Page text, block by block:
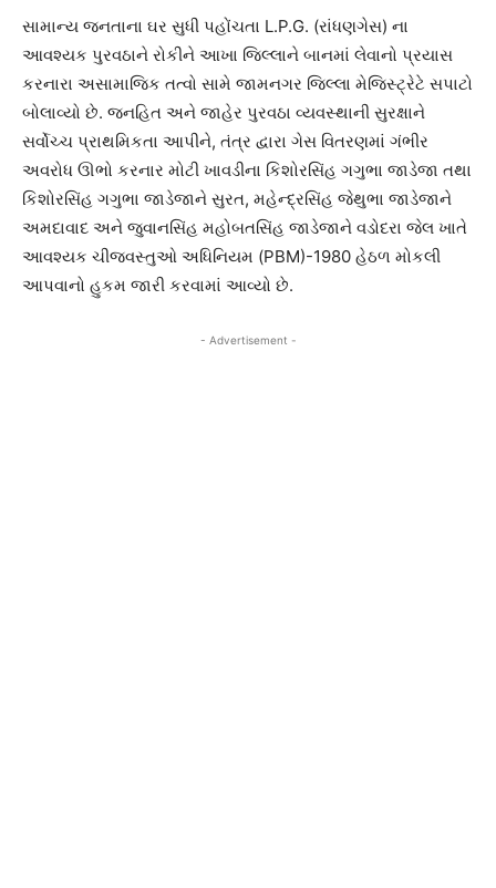
સામાન્ય જનતાના ઘર સુધી પહોંચતા L.P.G. (રાંધણગેસ) ના
આવશ્યક પુરવઠાને રોકીને આખા જિલ્લાને બાનમાં લેવાનો પ્રયાસ
કરનારા અસામાજિક તત્વો સામે જામનગર જિલ્લા મેજિસ્ટ્રેટે સપાટો
બોલાવ્યો છે. જનહિત અને જાહેર પુરવઠા વ્યવસ્થાની સુરક્ષાને
સર્વોચ્ચ પ્રાથમિકતા આપીને, તંત્ર દ્વારા ગેસ વિતરણમાં ગંભીર
અવરોધ ઊભો કરનાર મોટી ખાવડીના કિશોરસિંહ ગગુભા જાડેજા તથા
કિશોરસિંહ ગગુભા જાડેજાને સુરત, મહેન્દ્રસિંહ જેથુભા જાડેજાને
અમદાવાદ અને જુવાનસિંહ મહોબતસિંહ જાડેજાને વડોદરા જેલ ખાતે
આવશ્યક ચીજવસ્તુઓ અધિનિયમ (PBM)-1980 હેઠળ મોકલી
આપવાનો હુકમ જારી કરવામાં આવ્યો છે.
- Advertisement -